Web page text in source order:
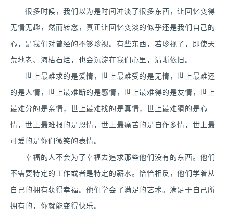
很多时候，我们以为是时间冲淡了很多东西，让回忆变得
无情无趣，然而转念，真正让回忆变淡的似乎还是我们自己的
心，是我们对曾经的不够珍视。有些东西，若珍视了，即使天
荒地老、海枯石烂，也会沉淀在我们心里，清晰依旧。
世上最难求的是爱情，世上最难受的是无情，世上最难还
的是人情，世上最难断的是感情，世上最难得的是友情，世上
最难分的是亲情，世上最难找的是真情，世上最难猜的是心
情，世上最难报的是恩情，世上最痛苦的是自作多情，世上最
可爱的是你们微笑的表情。
幸福的人不会为了幸福去追求那些他们没有的东西。他们
不需要特定的工作或者是特定的薪水。恰恰相反，他们学着从
自己的拥有获得幸福。他们学会了满足的艺术。满足于自己所
拥有的，你就能变得快乐。